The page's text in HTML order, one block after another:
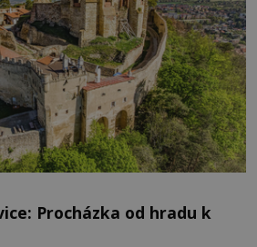
Procházka od hradu k